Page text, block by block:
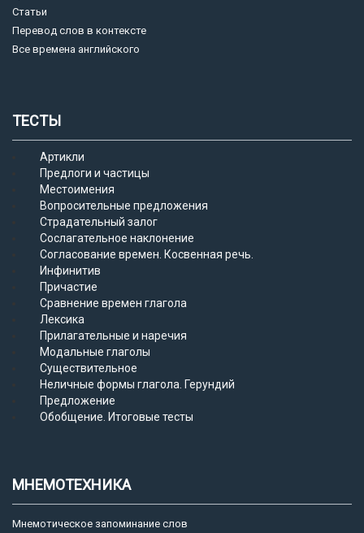
Статьи
Перевод слов в контексте
Все времена английского
ТЕСТЫ
Артикли
Предлоги и частицы
Местоимения
Вопросительные предложения
Страдательный залог
Сослагательное наклонение
Согласование времен. Косвенная речь.
Инфинитив
Причастие
Сравнение времен глагола
Лексика
Прилагательные и наречия
Модальные глаголы
Существительное
Неличные формы глагола. Герундий
Предложение
Обобщение. Итоговые тесты
МНЕМОТЕХНИКА
Мнемотическое запоминание слов